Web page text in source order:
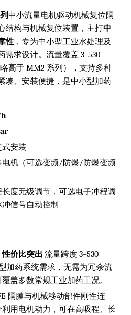
中小流量电机驱动机械复位隔
结构与机械复位装置，主打中
性 ，专为中小型工业水处理及
需求设计。流量覆盖 3–530
高于 MM2 系列），支持多种
凑、安装便捷，是中小型加药
h
安装
电机（可选变频/防爆/防爆变频
度无级调节，可选电子冲程调
信号自动控制
价比突出 流量跨度 3–530
加药系统需求，无需为冗余流
盖多数常规工业加药工况。
隔膜与机械移动部件刚性连
用电机动力，可在高吸程、长